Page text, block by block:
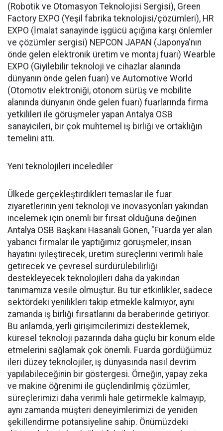
(Robotik ve Otomasyon Teknolojisi Sergisi), Green
Factory EXPO (Yeşil fabrika teknolojisi/çözümleri), HR
EXPO (İmalat sanayinde işgücü açığına karşı önlemler
ve çözümler sergisi) NEPCON JAPAN (Japonya'nın
önde gelen elektronik üretim ve montaj fuarı) Wearble
EXPO (Giyilebilir teknoloji ve cihazlar alanında
dünyanın önde gelen fuarı) ve Automotive World
(Otomotiv elektroniği, otonom sürüş ve mobilite
alanında dünyanın önde gelen fuarı) fuarlarında firma
yetkilileri ile görüşmeler yapan Antalya OSB
sanayicileri, bir çok muhtemel iş birliği ve ortaklığın
temelini attı.
Yeni teknolojileri incelediler
Ülkede gerçekleştirdikleri temaslar ile fuar
ziyaretlerinin yeni teknoloji ve inovasyonları yakından
incelemek için önemli bir fırsat olduğuna değinen
Antalya OSB Başkanı Hasanali Gönen, "Fuarda yer alan
yabancı firmalar ile yaptığımız görüşmeler, insan
hayatını iyileştirecek, üretim süreçlerini verimli hale
getirecek ve çevresel sürdürülebilirliği
destekleyecek teknolojileri daha da yakından
tanımamıza vesile olmuştur. Bu tür etkinlikler, sadece
sektördeki yenilikleri takip etmekle kalmıyor, aynı
zamanda iş birliği fırsatlarını da beraberinde getiriyor.
Bu anlamda, yerli girişimcilerimizi desteklemek,
küresel teknoloji pazarında daha güçlü bir konum elde
etmelerini sağlamak çok önemli. Fuarda gördüğümüz
ileri düzey teknolojiler, iş dünyasında nasıl devrim
yapılabileceğinin bir göstergesi. Örneğin, yapay zeka
ve makine öğrenimi ile güçlendirilmiş çözümler,
süreçlerimizi daha verimli hale getirmekle kalmayıp,
aynı zamanda müşteri deneyimlerimizi de yeniden
şekillendirme potansiyeline sahip. Önümüzdeki